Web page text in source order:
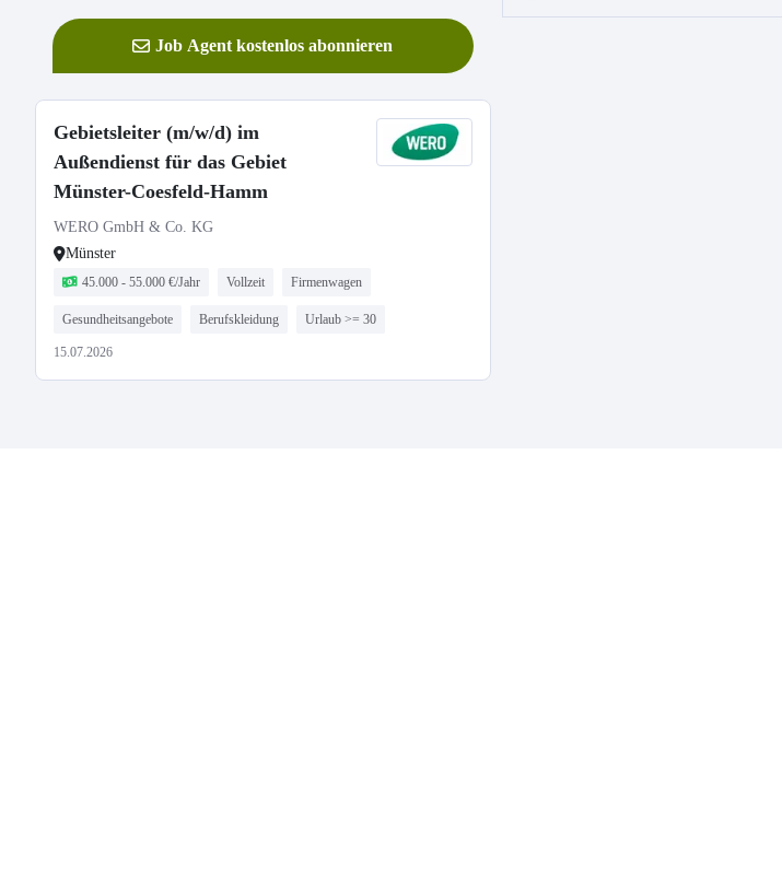
Job Agent kostenlos abonnieren
Gebietsleiter (m/w/d) im
Außendienst für das Gebiet
Münster-Coesfeld-Hamm
WERO GmbH & Co. KG
Münster
45.000 - 55.000 €/Jahr Vollzeit Firmenwagen
Gesundheitsangebote Berufskleidung Urlaub >= 30
15.07.2026